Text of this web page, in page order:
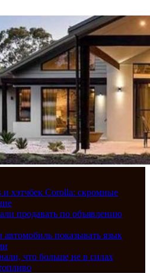
и хэтчбек Corolla: скромные
продавать по объявлению
показывать язык
что больше не в силах